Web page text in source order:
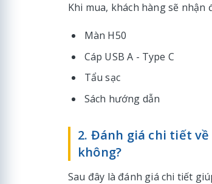
Khi mua, khách hàng sẽ nhận
Màn H50
Cáp USB A - Type C
Tẩu sạc
Sách hướng dẫn
2. Đánh giá chi tiết
không?
Sau đây là đánh giá chi tiết